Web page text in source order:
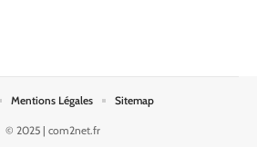
© 2025 | com2net.fr
Mentions Légales Sitemap